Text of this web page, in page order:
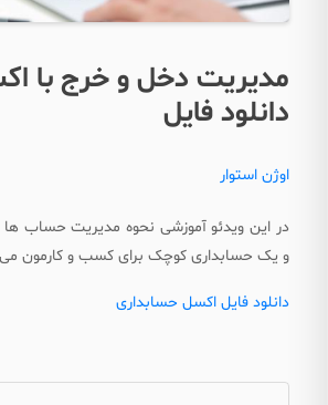
مدیریت دخل و خرج با
دانلود فایل
اوژن استوار
در این ویدئو آموزشی نحوه مدیریت حساب ها
و یک حسابداری کوچک برای کسب و کارمون
دانلود فایل اکسل حسابداری